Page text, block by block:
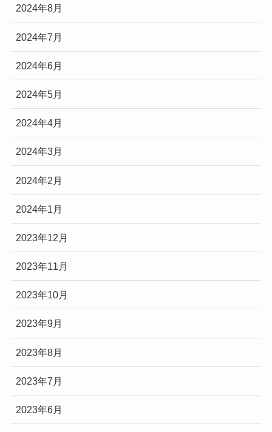
2024年8月
2024年7月
2024年6月
2024年5月
2024年4月
2024年3月
2024年2月
2024年1月
2023年12月
2023年11月
2023年10月
2023年9月
2023年8月
2023年7月
2023年6月